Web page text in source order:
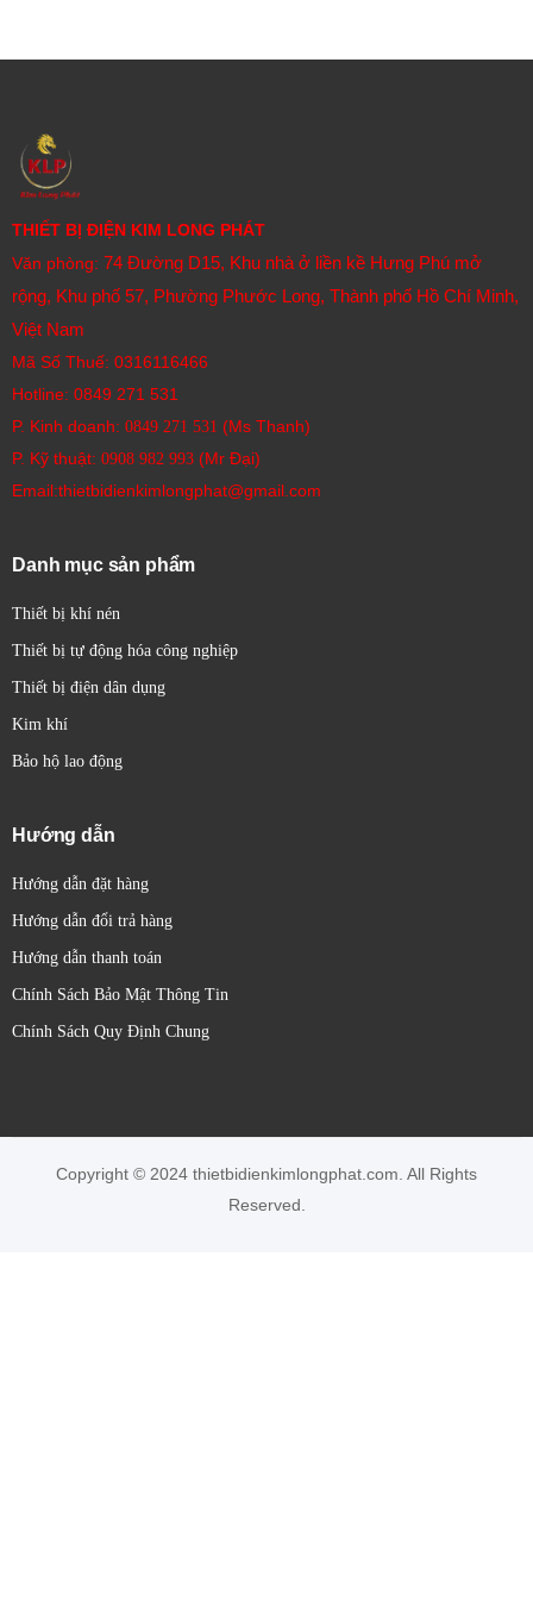
năng chống bụi và nước (IP65F ở mặt trước) phù hợp
Bảo hành 12 tháng
THIẾT BỊ ĐIỆN KIM LONG PHÁT
Văn phòng: 74 Đường D15, Khu nhà ở liền kề Hưng Phú mở
rộng, Khu phố 57, Phường Phước Long, Thành phố Hồ Chí Minh,
Việt Nam
Mã Số Thuế: 0316116466
Hotline: 0849 271 531
P. Kinh doanh: 0849 271 531 (Ms Thanh)
P. Kỹ thuật: 0908 982 993​ (Mr Đại)
Email:thietbidienkimlongphat@gmail.com
Danh mục sản phẩm
Thiết bị khí nén
Thiết bị tự động hóa công nghiệp
Thiết bị điện dân dụng
Kim khí
Bảo hộ lao động
Hướng dẫn
Hướng dẫn đặt hàng
Hướng dẫn đổi trả hàng
Hướng dẫn thanh toán
Chính Sách Bảo Mật Thông Tin
Chính Sách Quy Định Chung
Copyright © 2024 thietbidienkimlongphat.com. All Rights
Reserved.